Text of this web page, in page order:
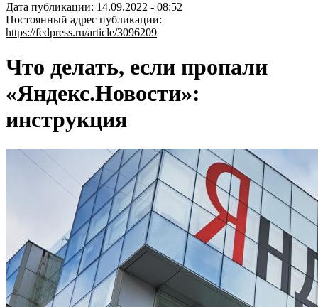
Дата публикации: 14.09.2022 - 08:52
Постоянный адрес публикации:
https://fedpress.ru/article/3096209
Что делать, если пропали
«Яндекс.Новости»:
инструкция